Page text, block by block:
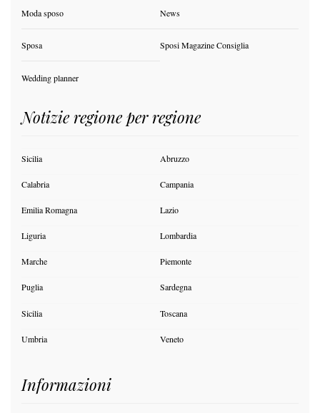
Moda sposo News
Sposa Sposi Magazine Consiglia
Wedding planner
Notizie regione per regione
Sicilia Abruzzo
Calabria Campania
Emilia Romagna Lazio
Liguria Lombardia
Marche Piemonte
Puglia Sardegna
Sicilia Toscana
Umbria Veneto
Informazioni